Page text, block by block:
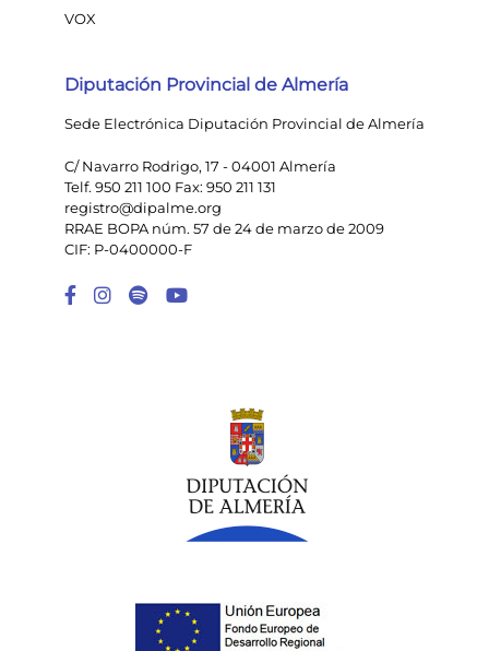
VOX
Diputación Provincial de Almería
Sede Electrónica Diputación Provincial de Almería
C/ Navarro Rodrigo, 17 - 04001 Almería
Telf. 950 211 100 Fax: 950 211 131
registro@dipalme.org
RRAE BOPA núm. 57 de 24 de marzo de 2009
CIF: P-0400000-F
Enlace a Facebook
Enlace a Instagram
Enlace a Spotify Playlist
Enlace a Youtube